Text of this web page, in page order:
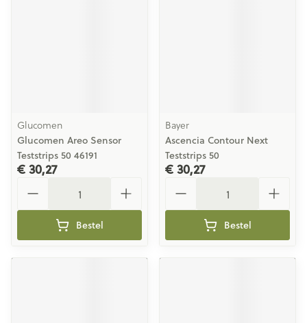
Glucomen
Glucomen Areo Sensor
Teststrips 50 46191
€ 30,27
Bestel
Bayer
Ascencia Contour Next
Teststrips 50
€ 30,27
Bestel